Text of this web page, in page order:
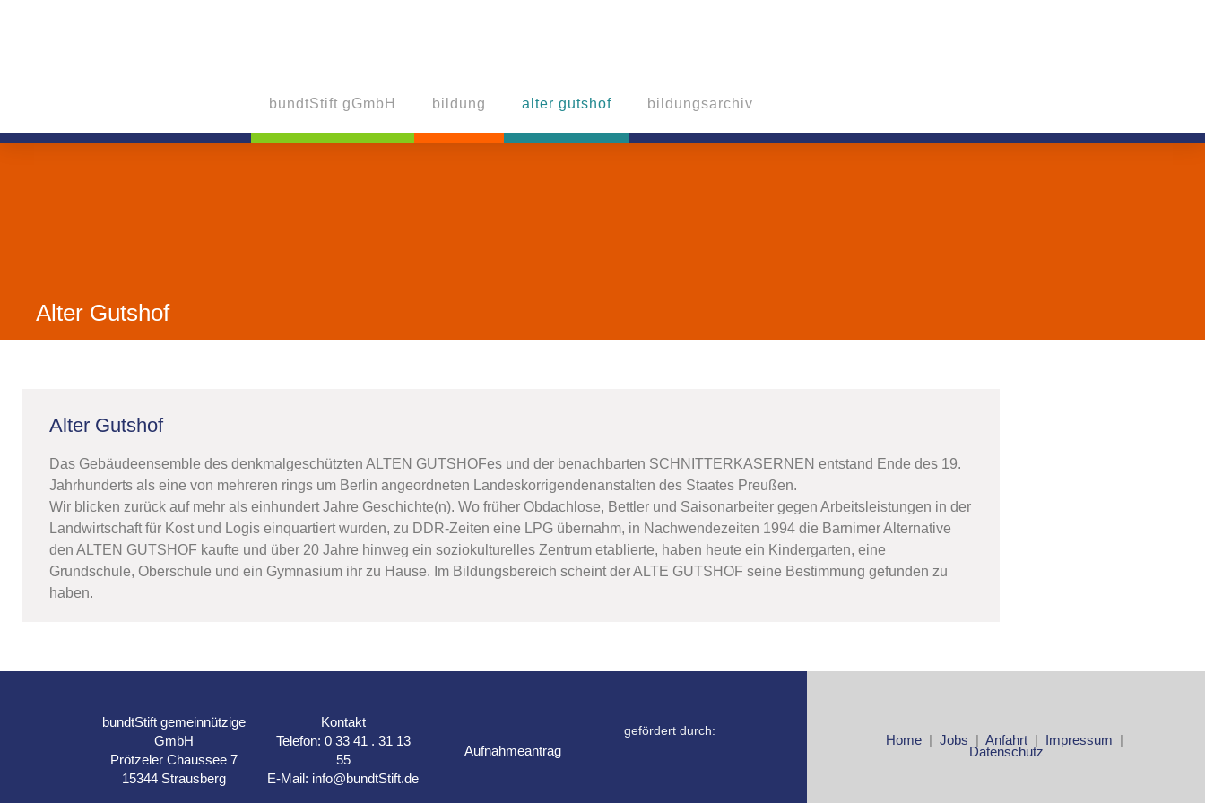
bundtStift gGmbH bildung alter gutshof bildungsarchiv
Alter Gutshof
Alter Gutshof
Das Gebäudeensemble des denkmalgeschützten ALTEN GUTSHOFes und der benachbarten SCHNITTERKASERNEN entstand Ende des 19.
Jahrhunderts als eine von mehreren rings um Berlin angeordneten Landeskorrigendenanstalten des Staates Preußen.
Wir blicken zurück auf mehr als einhundert Jahre Geschichte(n). Wo früher Obdachlose, Bettler und Saisonarbeiter gegen Arbeitsleistungen in der
Landwirtschaft für Kost und Logis einquartiert wurden, zu DDR-Zeiten eine LPG übernahm, in Nachwendezeiten 1994 die Barnimer Alternative
den ALTEN GUTSHOF kaufte und über 20 Jahre hinweg ein soziokulturelles Zentrum etablierte, haben heute ein Kindergarten, eine
Grundschule, Oberschule und ein Gymnasium ihr zu Hause. Im Bildungsbereich scheint der ALTE GUTSHOF seine Bestimmung gefunden zu
haben.
bundtStift gemeinnützige
GmbH
Prötzeler Chaussee 7
15344 Strausberg
Kontakt
Telefon: 0 33 41 . 31 13
55
E-Mail: info@bundtStift.de
Aufnahmeantrag
gefördert durch:
Home| Jobs | Anfahrt | Impressum |
Datenschutz